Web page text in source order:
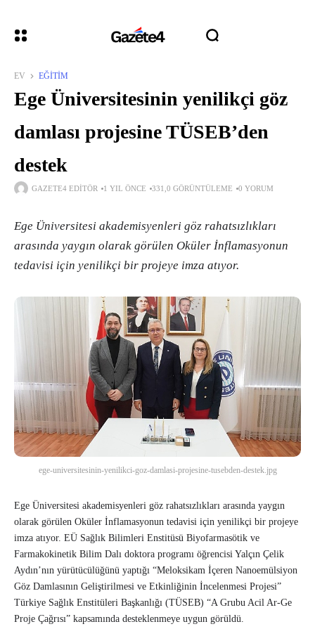
EV EĞITIM
Ege Üniversitesinin yenilikçi göz
damlası projesine TÜSEB’den
destek
GAZETE4 EDITÖR 1 YIL ÖNCE 331,0 GÖRÜNTÜLEME 0 YORUM
Ege Üniversitesi akademisyenleri göz rahatsızlıkları
arasında yaygın olarak görülen Oküler İnflamasyonun
tedavisi için yenilikçi bir projeye imza atıyor.
ege-universitesinin-yenilikci-goz-damlasi-projesine-tusebden-destek.jpg
Ege Üniversitesi akademisyenleri göz rahatsızlıkları arasında yaygın
olarak görülen Oküler İnflamasyonun tedavisi için yenilikçi bir projeye
imza atıyor. EÜ Sağlık Bilimleri Enstitüsü Biyofarmasötik ve
Farmakokinetik Bilim Dalı doktora programı öğrencisi Yalçın Çelik
Aydın’nın yürütücülüğünü yaptığı “Meloksikam İçeren Nanoemülsiyon
Göz Damlasının Geliştirilmesi ve Etkinliğinin İncelenmesi Projesi”
Türkiye Sağlık Enstitüleri Başkanlığı (TÜSEB) “A Grubu Acil Ar-Ge
Proje Çağrısı” kapsamında desteklenmeye uygun görüldü.